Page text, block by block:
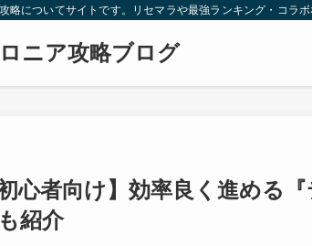
略についてサイトです。リセマラや最強ランキング・コラ
ニア攻略ブログ
初心者向け】効率良く進める
紹介